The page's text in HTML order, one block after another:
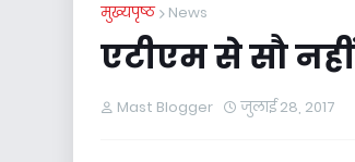
मुख्यपृष्ठ News
एटीएम से सौ
Mast Blogger जुलाई 28, 2017